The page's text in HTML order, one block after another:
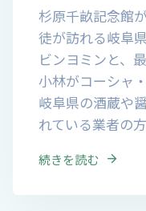
杉原千畝記念館
徒が訪れる岐阜
ビンヨミンと、
小林がコーシャ
岐阜県の酒蔵や
れている業者の
続きを読む